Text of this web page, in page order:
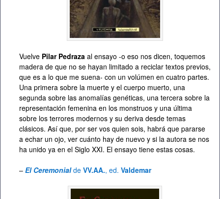
Vuelve Pilar Pedraza al ensayo -o eso nos dicen, toquemos
madera de que no se hayan limitado a reciclar textos previos,
que es a lo que me suena- con un volúmen en cuatro partes.
Una primera sobre la muerte y el cuerpo muerto, una
segunda sobre las anomalías genéticas, una tercera sobre la
representación femenina en los monstruos y una última
sobre los terrores modernos y su deriva desde temas
clásicos. Así que, por ser vos quien sois, habrá que pararse
a echar un ojo, ver cuánto hay de nuevo y si la autora se nos
ha unido ya en el Siglo XXI. El ensayo tiene estas cosas.
– El Ceremonialde VV.AA., ed. Valdemar